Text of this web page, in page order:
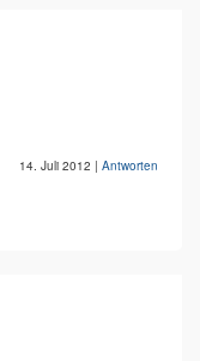
14. Juli 2012 | Antworten